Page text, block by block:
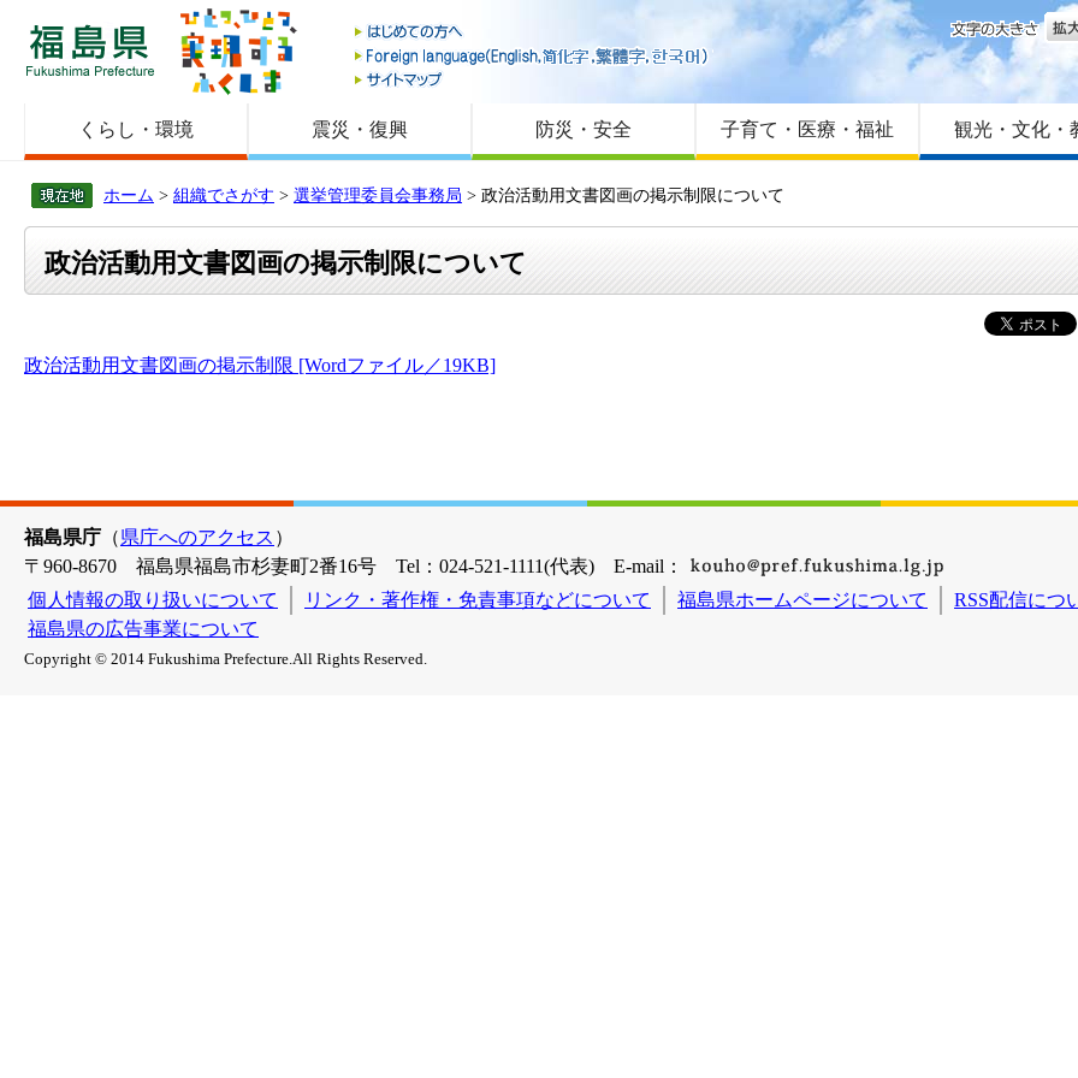
福島県
はじめての方へ
Foreign language
サイトマップ
文字
くらし・環境 震災・復興 防災・安全 子育て・医療・福祉 観光・文化・
ホーム > 組織でさがす > 選挙管理委員会事務局 > 政治活動用文書図画の掲示制限について
政治活動用文書図画の掲示制限について
政治活動用文書図画の掲示制限 [Wordファイル／19KB]
福島県庁 （県庁へのアクセス ）
〒960-8670 福島県福島市杉妻町2番16号 Tel：024-521-1111(代表) E-mail：
個人情報の取り扱いについて
リンク・著作権・免責事項などについて 福島県ホームページについて
RSS配信につ
福島県の広告事業について
Copyright © 2014 Fukushima Prefecture.All Rights Reserved.